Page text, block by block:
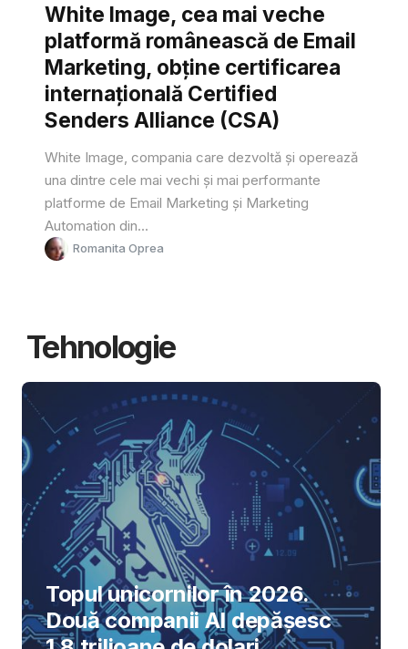
White Image, cea mai veche
platformă românească de Email
Marketing, obține certificarea
internațională Certified
Senders Alliance (CSA)
White Image, compania care dezvoltă și operează
una dintre cele mai vechi și mai performante
platforme de Email Marketing și Marketing
Automation din...
Romanita Oprea
Tehnologie
Topul unicornilor în 2026.
Două companii AI depășesc